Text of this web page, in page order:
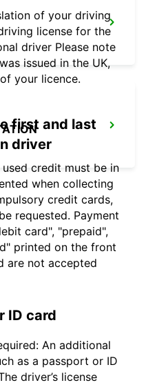
of your driving
license for the
driver Please note
issued in the UK,
your licence.
first and last
driver
credit must be in
when collecting
credit cards,
requested. Payment
card", "prepaid",
printed on the front
are not accepted
ID card
An additional
as a passport or ID
driver’s license